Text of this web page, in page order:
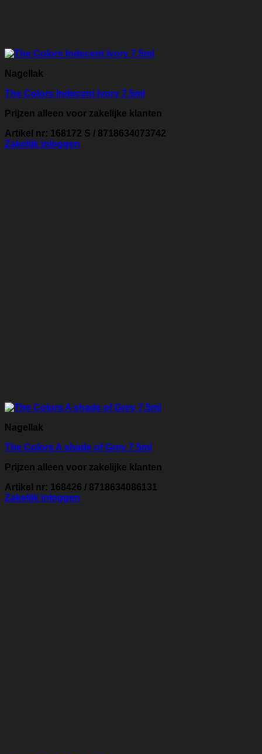
Nagellak
The Colors Indecent Ivory 7.5ml
Prijzen alleen voor zakelijke klanten
Artikel nr: 168172 S / 8718634073742
Zakelijk inloggen
Nagellak
The Colors A shade of Grey 7.5ml
Prijzen alleen voor zakelijke klanten
Artikel nr: 168426 / 8718634086131
Zakelijk inloggen